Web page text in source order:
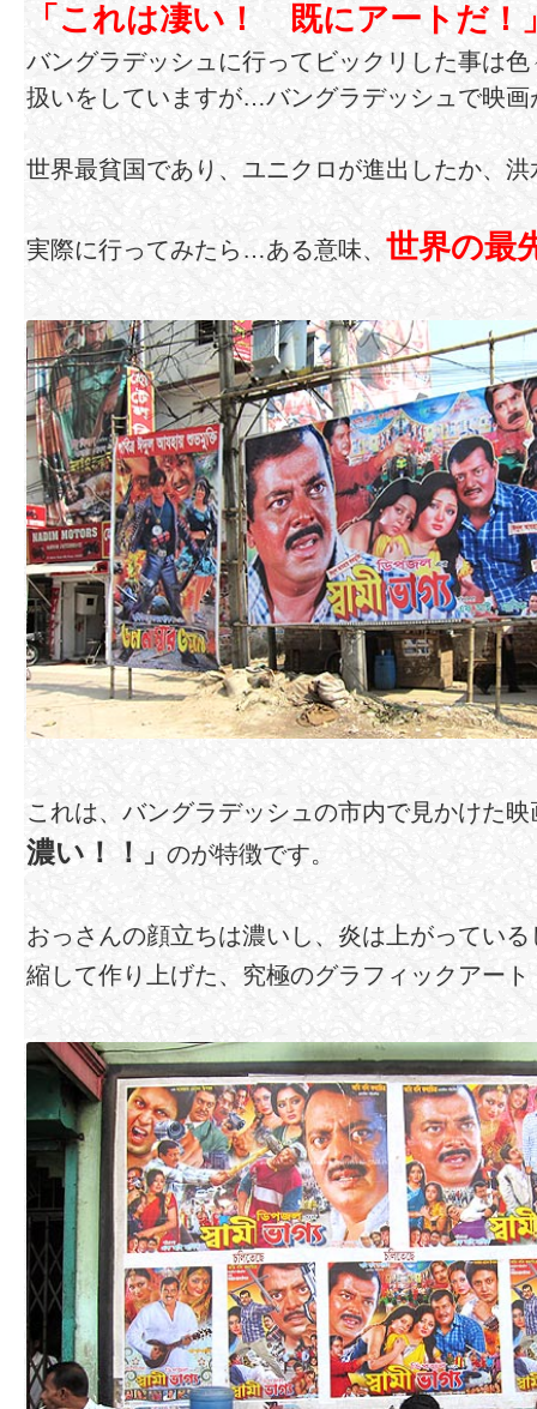
「これは凄い！ 既にアートだ！
バングラデッシュに行ってビックリした事は
扱いをしていますが…バングラデッシュで映
世界最貧国であり、ユニクロが進出したか、
実際に行ってみたら…ある意味、 世界の最
これは、バングラデッシュの市内で見かけた
濃い！！ 」 のが特徴です。
おっさんの顔立ちは濃いし、炎は上がってい
縮して作り上げた、究極のグラフィックアー